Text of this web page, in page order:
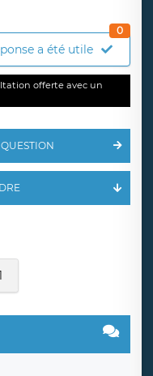
a été utile
0
offerte avec un